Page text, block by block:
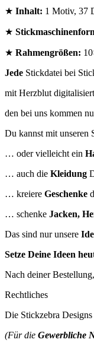
★ Inhalt: 1 Motiv, 37
★
★ Rahmengrößen:
Jede Stickdatei bei
mit Herzblut
den bei uns kommen
Du kannst mit unseren
… oder vielleicht ein
… auch die Kleidung
… kreiere Geschenke
… schenke Jacken,
Das sind nur unsere
Setze Deine Ideen
Nach deiner
Rechtliches
Die Stickzebra
(Für die Gewerbliche